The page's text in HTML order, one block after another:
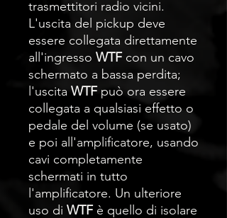
trasmettitori radio vicini.
L'uscita del pickup deve
essere collegata direttamente
all'ingresso WTFcon un cavo
schermato a bassa perdita;
l'uscita WTFpuò ora essere
collegata a qualsiasi effetto o
pedale del volume (se usato)
e poi all'amplificatore, usando
cavi completamente
schermati in tutto
l'amplificatore. Un ulteriore
uso di WTFè quello di isolare